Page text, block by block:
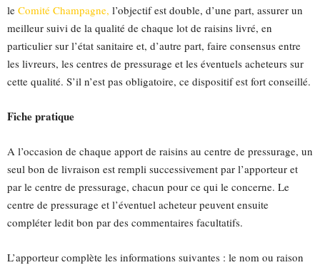
le Comité Champagne, l’objectif est double, d’une part, assurer un
meilleur suivi de la qualité de chaque lot de raisins livré, en
particulier sur l’état sanitaire et, d’autre part, faire consensus entre
les livreurs, les centres de pressurage et les éventuels acheteurs sur
cette qualité. S’il n’est pas obligatoire, ce dispositif est fort conseillé.
Fiche pratique
A l’occasion de chaque apport de raisins au centre de pressurage, un
seul bon de livraison est rempli successivement par l’apporteur et
par le centre de pressurage, chacun pour ce qui le concerne. Le
centre de pressurage et l’éventuel acheteur peuvent ensuite
compléter ledit bon par des commentaires facultatifs.
L’apporteur complète les informations suivantes : le nom ou raison